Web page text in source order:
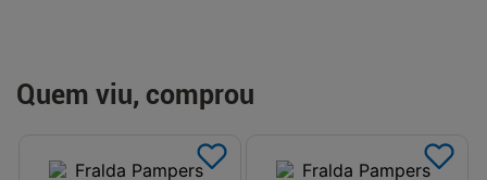
Quem viu, comprou